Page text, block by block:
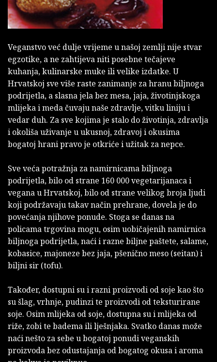
Veganstvo već dulje vrijeme u našoj zemlji nije stvar
egzotike, a ne zahtijeva niti posebne tečajeve
kuhanja, kulinarske muke ili velike izdatke. U
Hrvatskoj sve više raste zanimanje za hranu biljnoga
podrijetla, a slasna jela bez mesa, jaja, životinjskoga
mlijeka i meda čuvaju naše zdravlje, vitku liniju i
vedar duh. Za sve kojima je stalo do životinja, zdravlja
i okoliša uživanje u ukusnoj, zdravoj i okusima
bogatoj hrani pravo je otkriće i užitak za nepce.
Sve veća potražnja za namirnicama biljnoga
podrijetla, bilo od strane 160 000 vegetarijanaca i
vegana u Hrvatskoj, bilo od strane velikog broja ljudi
koji podržavaju takav način prehrane, dovela je do
povećanja njihove ponude. Stoga se danas na
policama trgovina mogu, osim uobičajenih namirnica
biljnoga podrijetla, naći i razne biljne paštete, salame,
kobasice, majoneze bez jaja, pšenično meso (seitan) i
biljni sir (tofu).
Također, dostupni su i razni proizvodi od soje kao što
su šlag, vrhnje, pudinzi te proizvodi od teksturirane
soje. Osim mlijeka od soje, dostupna su i mlijeka od
riže, zobi te badema ili lješnjaka. Svatko danas može
naći nešto za sebe u bogatoj ponudi veganskih
proizvoda bez odustajanja od bogatog okusa i aroma